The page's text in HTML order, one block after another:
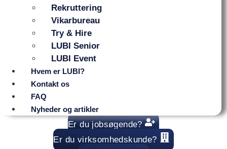
Rekruttering
Vikarbureau
Try & Hire
LUBI Senior
LUBI Event
Hvem er LUBI?
Kontakt os
FAQ
Nyheder og artikler
Er du jobsøgende?
Er du virksomhedskunde?